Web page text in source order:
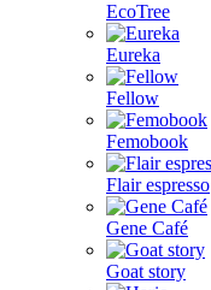
EcoTree
Eureka
Fellow
Femobook
Flair espresso
Gene Café
Goat story